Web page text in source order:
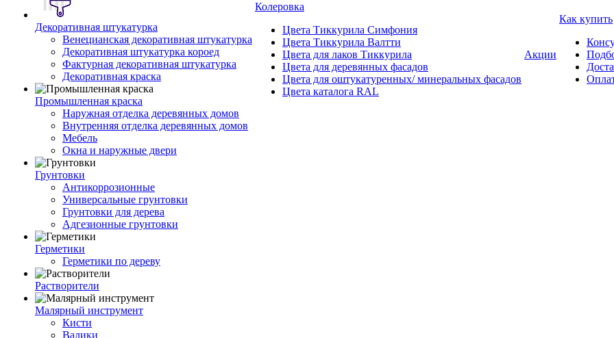
Декоративная штукатурка
Венецианская декоративная штукатурка
Декоративная штукатурка короед
Фактурная декоративная штукатурка
Декоративная краска
Промышленная краска
Наружная отделка деревянных домов
Внутренняя отделка деревянных домов
Мебель
Окна и наружные двери
Грунтовки
Антикоррозионные
Универсальные грунтовки
Грунтовки для дерева
Адгезионные грунтовки
Герметики
Герметики по дереву
Растворители
Малярный инструмент
Кисти
Валики
Колеровка
Цвета Тиккурила Симфония
Цвета Тиккурила Валтти
Цвета для лаков Тиккурила
Цвета для деревянных фасадов
Цвета для оштукатуренных/ минеральных фасадов
Цвета каталога RAL
Акции
Как купить